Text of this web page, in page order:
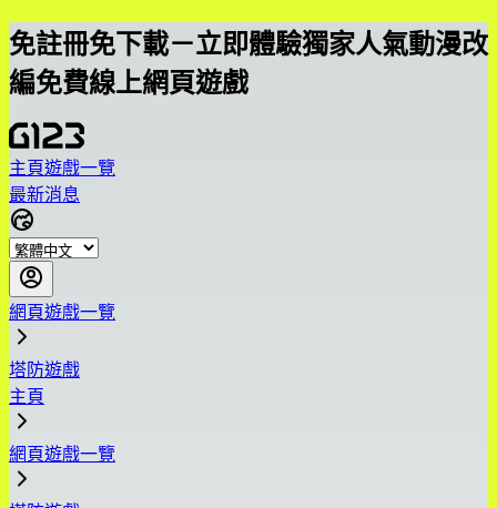
免註冊免下載－立即體驗獨家人氣動漫改
編免費線上網頁遊戲
主頁遊戲一覽
最新消息
網頁遊戲一覽
塔防遊戲
主頁
網頁遊戲一覽